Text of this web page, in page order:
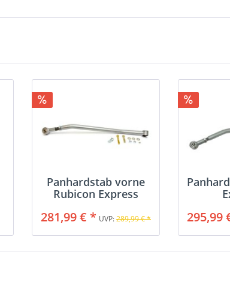
Panhardstab vorne
Rubicon Express
281,99 € * UVP:289,99 € * 295,99